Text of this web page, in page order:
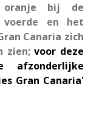
oranje bij de
voerde en het
Canaria zich
zien;voor deze
afzonderlijke
Gran Canaria'